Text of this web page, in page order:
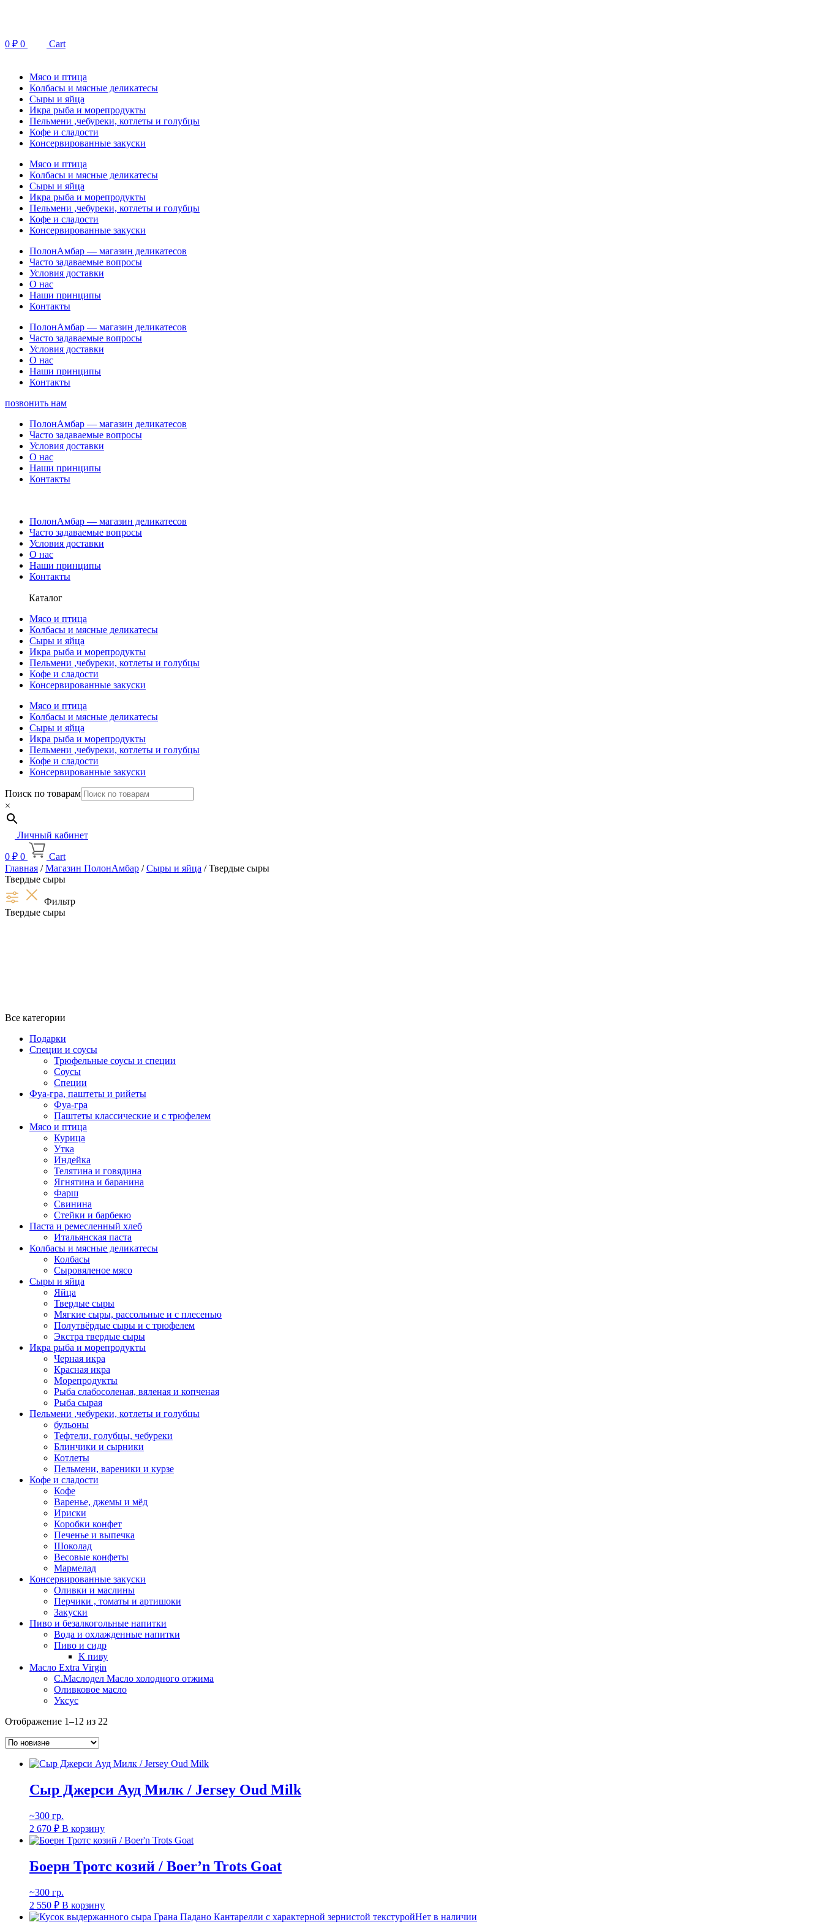
0 ₽ 0 Cart
Мясо и птица
Колбасы и мясные деликатесы
Сыры и яйца
Икра рыба и морепродукты
Пельмени ,чебуреки, котлеты и голубцы
Кофе и сладости
Консервированные закуски
Мясо и птица
Колбасы и мясные деликатесы
Сыры и яйца
Икра рыба и морепродукты
Пельмени ,чебуреки, котлеты и голубцы
Кофе и сладости
Консервированные закуски
ПолонАмбар — магазин деликатесов
Часто задаваемые вопросы
Условия доставки
О нас
Наши принципы
Контакты
ПолонАмбар — магазин деликатесов
Часто задаваемые вопросы
Условия доставки
О нас
Наши принципы
Контакты
позвонить нам
ПолонАмбар — магазин деликатесов
Часто задаваемые вопросы
Условия доставки
О нас
Наши принципы
Контакты
ПолонАмбар — магазин деликатесов
Часто задаваемые вопросы
Условия доставки
О нас
Наши принципы
Контакты
Каталог
Мясо и птица
Колбасы и мясные деликатесы
Сыры и яйца
Икра рыба и морепродукты
Пельмени ,чебуреки, котлеты и голубцы
Кофе и сладости
Консервированные закуски
Мясо и птица
Колбасы и мясные деликатесы
Сыры и яйца
Икра рыба и морепродукты
Пельмени ,чебуреки, котлеты и голубцы
Кофе и сладости
Консервированные закуски
Поиск по товарам
×
Личный кабинет
0 ₽ 0
Cart
Главная /Магазин ПолонАмбар /Сыры и яйца / Твердые сыры
Твердые сыры
Фильтр
Твердые сыры
Все категории
Подарки
Специи и соусы
Трюфельные соусы и специи
Соусы
Специи
Фуа-гра, паштеты и рийеты
Фуа-гра
Паштеты классические и с трюфелем
Мясо и птица
Курица
Утка
Индейка
Телятина и говядина
Ягнятина и баранина
Фарш
Свинина
Стейки и барбекю
Паста и ремесленный хлеб
Итальянская паста
Колбасы и мясные деликатесы
Колбасы
Сыровяленое мясо
Сыры и яйца
Яйца
Твердые сыры
Мягкие сыры, рассольные и с плесенью
Полутвёрдые сыры и с трюфелем
Экстра твердые сыры
Икра рыба и морепродукты
Черная икра
Красная икра
Морепродукты
Рыба слабосоленая, вяленая и копченая
Рыба сырая
Пельмени ,чебуреки, котлеты и голубцы
бульоны
Тефтели, голубцы, чебуреки
Блинчики и сырники
Котлеты
Пельмени, вареники и курзе
Кофе и сладости
Кофе
Варенье, джемы и мёд
Ириски
Коробки конфет
Печенье и выпечка
Шоколад
Весовые конфеты
Мармелад
Консервированные закуски
Оливки и маслины
Перчики , томаты и артишоки
Закуски
Пиво и безалкогольные напитки
Вода и охлажденные напитки
Пиво и сидр
К пиву
Масло Extra Virgin
С.Маслодел Масло холодного отжима
Оливковое масло
Уксус
Отображение 1–12 из 22
Сыр Джерси Ауд Милк / Jersey Oud Milk
~300 гр.
2 670 ₽ В корзину
Боерн Тротс козий / Boer’n Trots Goat
~300 гр.
2 550 ₽ В корзину
Нет в наличии